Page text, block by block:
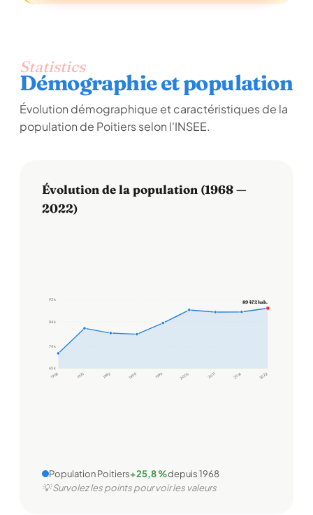
Statistics
Démographie et population
Évolution démographique et caractéristiques de la
population de Poitiers selon l'INSEE.
Évolution de la population (1968 —
2022)
65 k
74 k
84 k
93 k
1968 1975 1982 1990 1999 2006 2011 2016 2022
89 472 hab.
Population Poitiers+25,8 %depuis 1968
💡 Survolez les points pour voir les valeurs